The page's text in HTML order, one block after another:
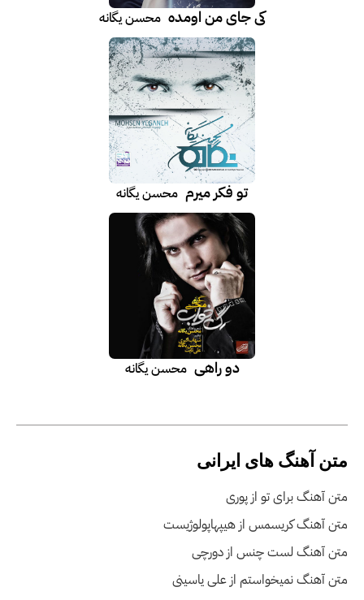
کی جای من اومده محسن یگانه
تو فکر میرم محسن یگانه
دو راهی محسن یگانه
متن آهنگ های ایرانی
متن آهنگ برای تو از پوری
متن آهنگ کریسمس از هیپهاپولوژیست
متن آهنگ لست چنس از دورچی
متن آهنگ نمیخواستم از علی یاسینی